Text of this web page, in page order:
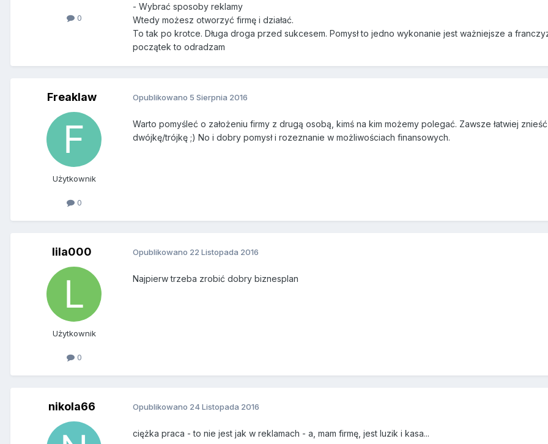
0
- Wybrać sposoby reklamy
Wtedy możesz otworzyć firmę i działać.
To tak po krotce. Długa droga przed sukcesem. Pomysł to jedno wykonanie jest ważniejsze a
początek to odradzam
Freaklaw
Użytkownik
0
Opublikowano 5 Sierpnia 2016
Warto pomyśleć o założeniu firmy z drugą osobą, kimś na kim możemy polegać. Zawsze łatwiej
dwójkę/trójkę ;) No i dobry pomysł i rozeznanie w możliwościach finansowych.
lila000
Użytkownik
0
Opublikowano 22 Listopada 2016
Najpierw trzeba zrobić dobry biznesplan
nikola66 Opublikowano 24 Listopada 2016
ciężka praca - to nie jest jak w reklamach - a, mam firmę, jest luzik i kasa...